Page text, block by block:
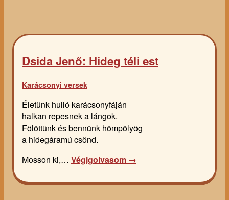
Dsida Jenő: Hideg téli est
Karácsonyi versek
Életünk hulló karácsonyfáján
halkan repesnek a lángok.
Fölöttünk és bennünk hömpölyög
a hidegáramú csönd.
Mosson ki,… Végigolvasom →